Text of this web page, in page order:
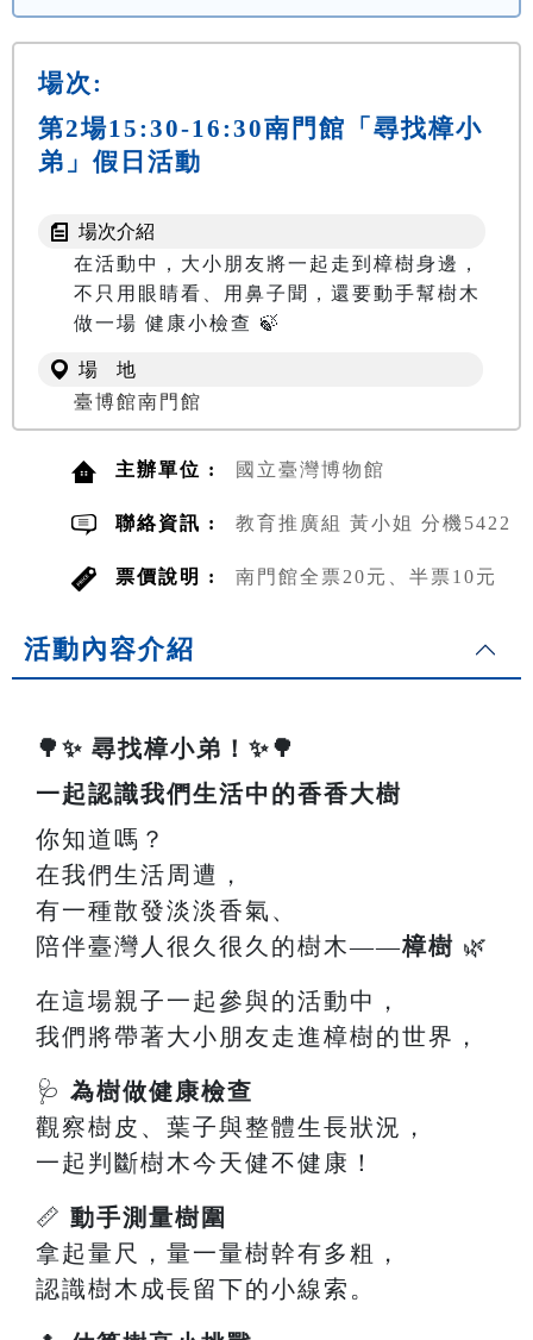
場次:
第2場15:30-16:30南門館「尋找樟小
弟」假日活動
場次介紹
在活動中，大小朋友將一起走到樟樹身邊，
不只用眼睛看、用鼻子聞，還要動手幫樹木
做一場 健康小檢查 🍃
場 地
臺博館南門館
主辦單位 : 國立臺灣博物館
聯絡資訊 : 教育推廣組 黃小姐 分機5422
票價說明 : 南門館全票20元、半票10元
活動內容介紹
🌳✨ 尋找樟小弟！✨🌳
一起認識我們生活中的香香大樹
你知道嗎？
在我們生活周遭，
有一種散發淡淡香氣、
陪伴臺灣人很久很久的樹木——樟樹 🌿
在這場親子一起參與的活動中，
我們將帶著大小朋友走進樟樹的世界，
🩺 為樹做健康檢查
觀察樹皮、葉子與整體生長狀況，
一起判斷樹木今天健不健康！
📏 動手測量樹圍
拿起量尺，量一量樹幹有多粗，
認識樹木成長留下的小線索。